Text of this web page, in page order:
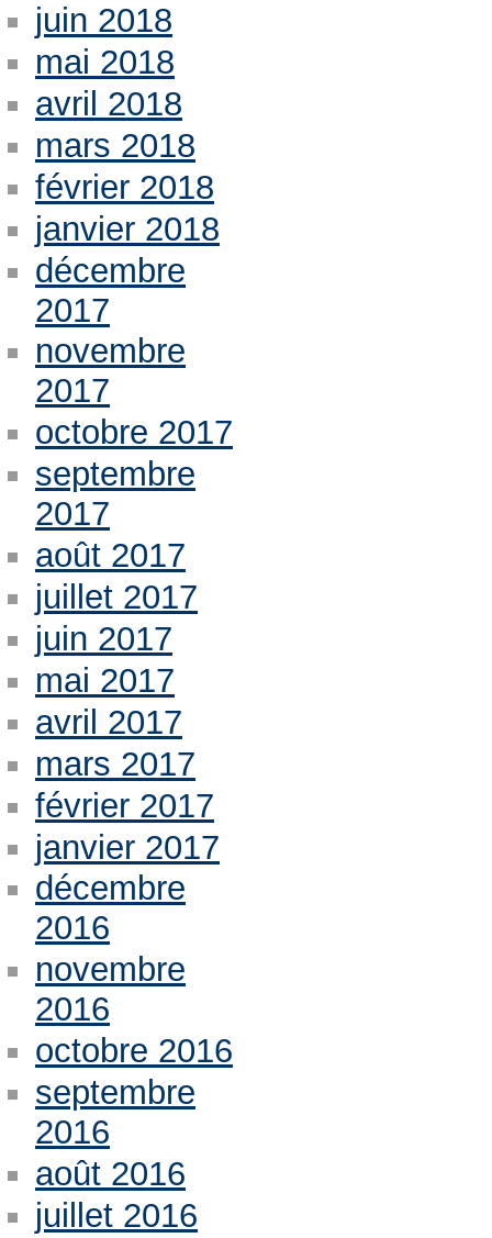
juin 2018
mai 2018
avril 2018
mars 2018
février 2018
janvier 2018
décembre
2017
novembre
2017
octobre 2017
septembre
2017
août 2017
juillet 2017
juin 2017
mai 2017
avril 2017
mars 2017
février 2017
janvier 2017
décembre
2016
novembre
2016
octobre 2016
septembre
2016
août 2016
juillet 2016